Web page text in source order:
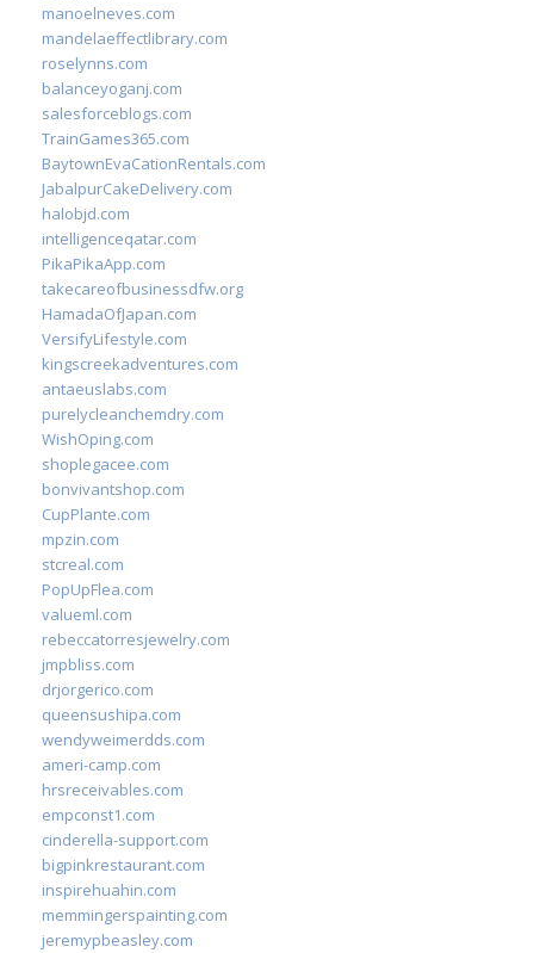
manoelneves.com
mandelaeffectlibrary.com
roselynns.com
balanceyoganj.com
salesforceblogs.com
TrainGames365.com
BaytownEvaCationRentals.com
JabalpurCakeDelivery.com
halobjd.com
intelligenceqatar.com
PikaPikaApp.com
takecareofbusinessdfw.org
HamadaOfJapan.com
VersifyLifestyle.com
kingscreekadventures.com
antaeuslabs.com
purelycleanchemdry.com
WishOping.com
shoplegacee.com
bonvivantshop.com
CupPlante.com
mpzin.com
stcreal.com
PopUpFlea.com
valueml.com
rebeccatorresjewelry.com
jmpbliss.com
drjorgerico.com
queensushipa.com
wendyweimerdds.com
ameri-camp.com
hrsreceivables.com
empconst1.com
cinderella-support.com
bigpinkrestaurant.com
inspirehuahin.com
memmingerspainting.com
jeremypbeasley.com